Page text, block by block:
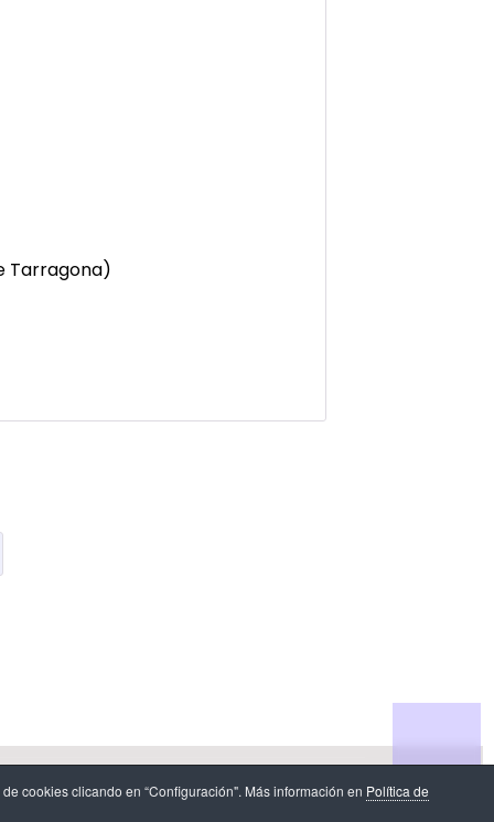
cookies clicando en “Configuración". Más información en Política de
Tarragona)
de datos.